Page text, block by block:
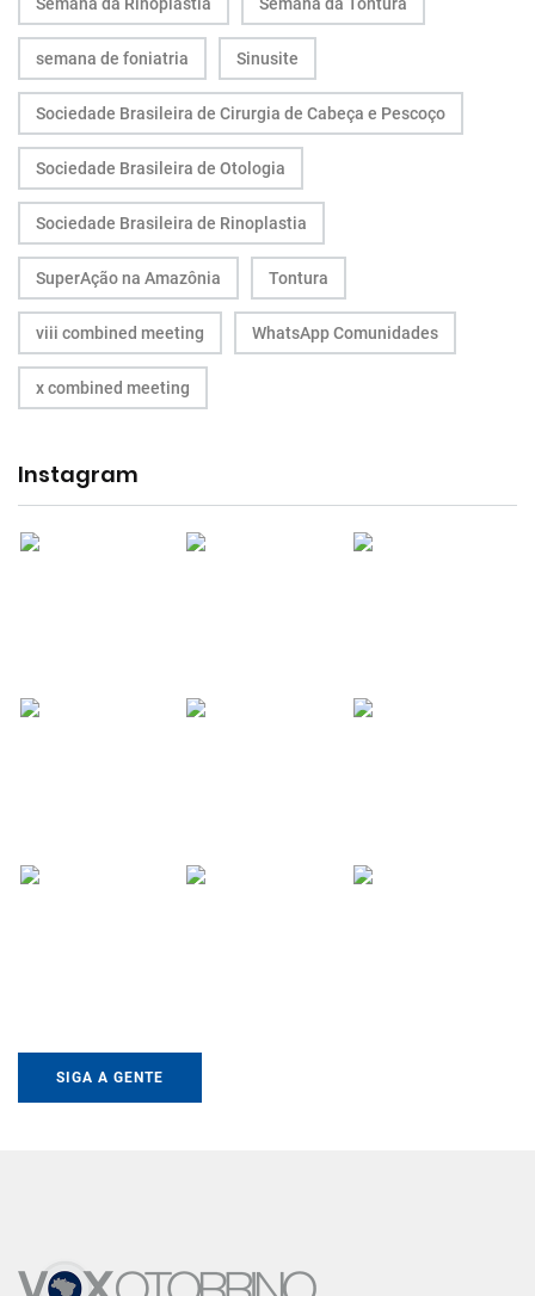
semana de foniatria Sinusite
Sociedade Brasileira de Cirurgia de Cabeça e Pescoço
Sociedade Brasileira de Otologia
Sociedade Brasileira de Rinoplastia
SuperAção na Amazônia Tontura
viii combined meeting WhatsApp Comunidades
x combined meeting
Instagram
SIGA A GENTE